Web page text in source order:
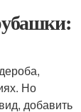
Но
добавить